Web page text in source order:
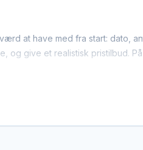
at have med fra start: dato,
og give et realistisk pristilbud.
leverandører arbejder bredt i